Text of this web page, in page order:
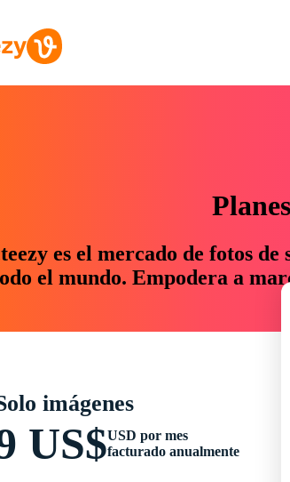
es el mercado de fotos
el mundo. Empodera a
imágenes
US$USD por mes
facturado anualmente